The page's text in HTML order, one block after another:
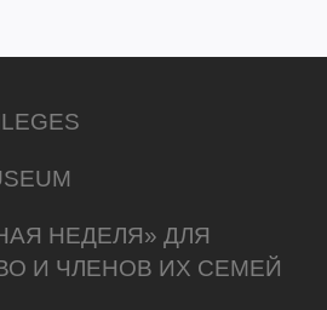
НЕДЕЛЯ» ДЛЯ
И ЧЛЕНОВ ИХ СЕМЕЙ